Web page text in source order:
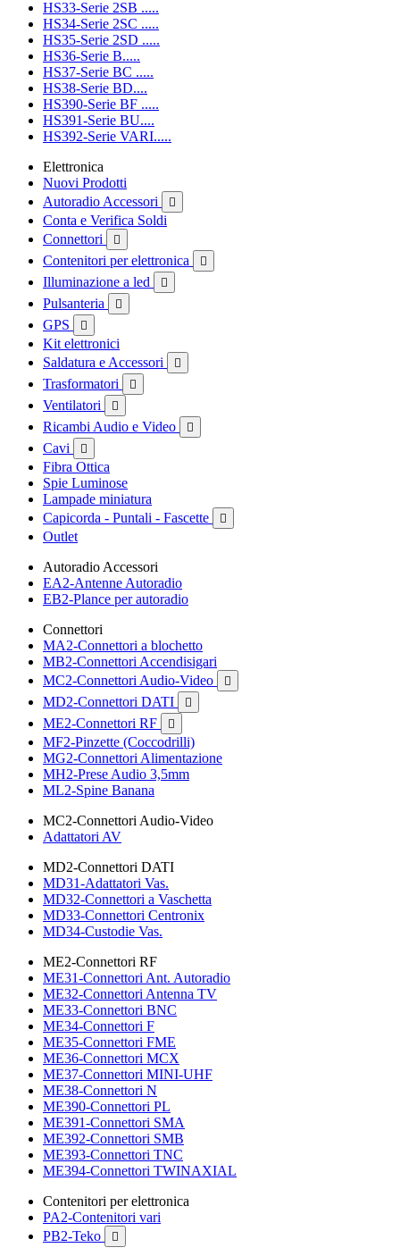
HS33-Serie 2SB .....
HS34-Serie 2SC .....
HS35-Serie 2SD .....
HS36-Serie B.....
HS37-Serie BC .....
HS38-Serie BD....
HS390-Serie BF .....
HS391-Serie BU....
HS392-Serie VARI.....
Elettronica
Nuovi Prodotti
Autoradio Accessori

Conta e Verifica Soldi
Connettori

Contenitori per elettronica 
Illuminazione a led 
Pulsanteria 
GPS 
Kit elettronici
Saldatura e Accessori

Trasformatori 
Ventilatori 
Ricambi Audio e Video 
Cavi 
Fibra Ottica
Spie Luminose
Lampade miniatura
Capicorda - Puntali - Fascette

Outlet
Autoradio Accessori
EA2-Antenne Autoradio
EB2-Plance per autoradio
Connettori
MA2-Connettori a blochetto
MB2-Connettori Accendisigari
MC2-Connettori Audio-Video

MD2-Connettori DATI 
ME2-Connettori RF 
MF2-Pinzette (Coccodrilli)
MG2-Connettori Alimentazione
MH2-Prese Audio 3,5mm
ML2-Spine Banana
MC2-Connettori Audio-Video
Adattatori AV
MD2-Connettori DATI
MD31-Adattatori Vas.
MD32-Connettori a Vaschetta
MD33-Connettori Centronix
MD34-Custodie Vas.
ME2-Connettori RF
ME31-Connettori Ant. Autoradio
ME32-Connettori Antenna TV
ME33-Connettori BNC
ME34-Connettori F
ME35-Connettori FME
ME36-Connettori MCX
ME37-Connettori MINI-UHF
ME38-Connettori N
ME390-Connettori PL
ME391-Connettori SMA
ME392-Connettori SMB
ME393-Connettori TNC
ME394-Connettori TWINAXIAL
Contenitori per elettronica
PA2-Contenitori vari
PB2-Teko
